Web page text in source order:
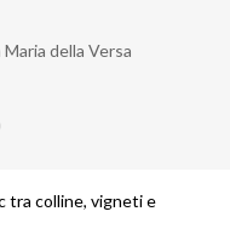
della Versa
tra colline, vigneti e